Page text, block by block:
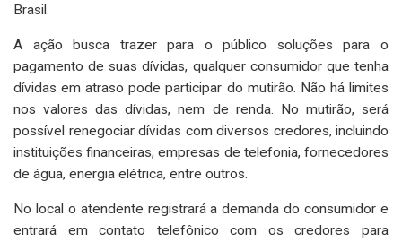
Brasil.
A ação busca trazer para o público soluções para o
pagamento de suas dívidas, qualquer consumidor que tenha
dívidas em atraso pode participar do mutirão. Não há limites
nos valores das dívidas, nem de renda. No mutirão, será
possível renegociar dívidas com diversos credores, incluindo
instituições financeiras, empresas de telefonia, fornecedores
de água, energia elétrica, entre outros.
No local o atendente registrará a demanda do consumidor e
entrará em contato telefônico com os credores para